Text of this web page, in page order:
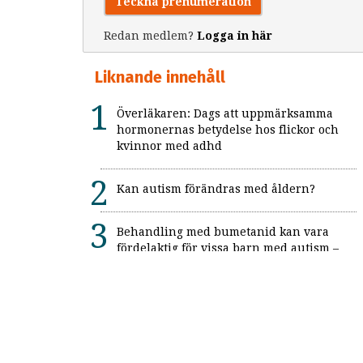
Redan medlem? Logga in här
Liknande innehåll
Överläkaren: Dags att uppmärksamma
hormonernas betydelse hos flickor och
kvinnor med adhd
Kan autism förändras med åldern?
Behandling med bumetanid kan vara
fördelaktig för vissa barn med autism –